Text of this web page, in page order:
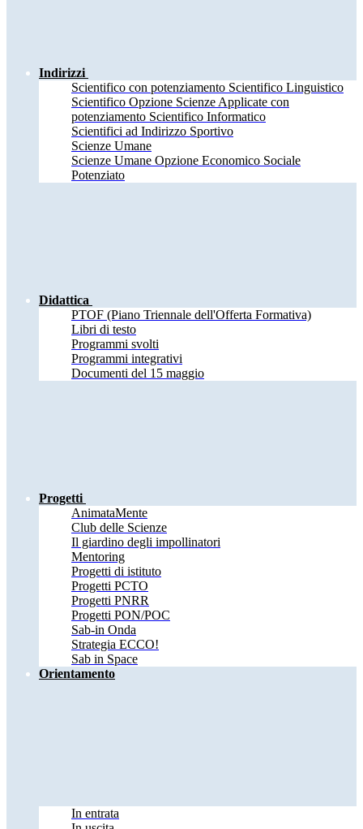
Indirizzi
Scientifico con potenziamento Scientifico Linguistico
Scientifico Opzione Scienze Applicate con
potenziamento Scientifico Informatico
Scientifici ad Indirizzo Sportivo
Scienze Umane
Scienze Umane Opzione Economico Sociale
Potenziato
Didattica
PTOF (Piano Triennale dell'Offerta Formativa)
Libri di testo
Programmi svolti
Programmi integrativi
Documenti del 15 maggio
Progetti
AnimataMente
Club delle Scienze
Il giardino degli impollinatori
Mentoring
Progetti di istituto
Progetti PCTO
Progetti PNRR
Progetti PON/POC
Sab-in Onda
Strategia ECCO!
Sab in Space
Orientamento
In entrata